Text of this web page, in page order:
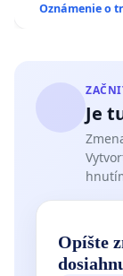
Oznámenie o
Je
Opíšte